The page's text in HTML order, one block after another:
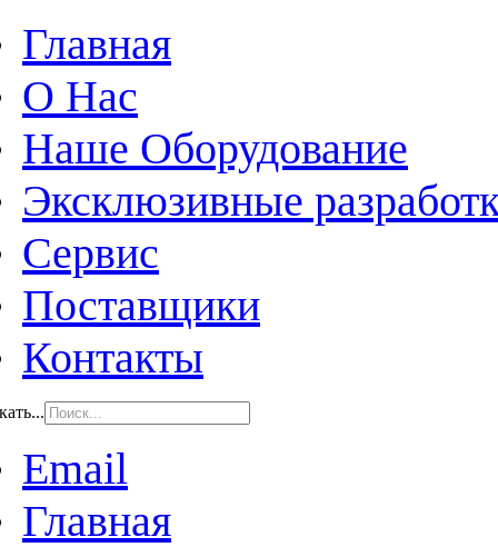
Главная
О Нас
Наше Оборудование
Эксклюзивные
Сервис
Поставщики
Контакты
Email
Главная